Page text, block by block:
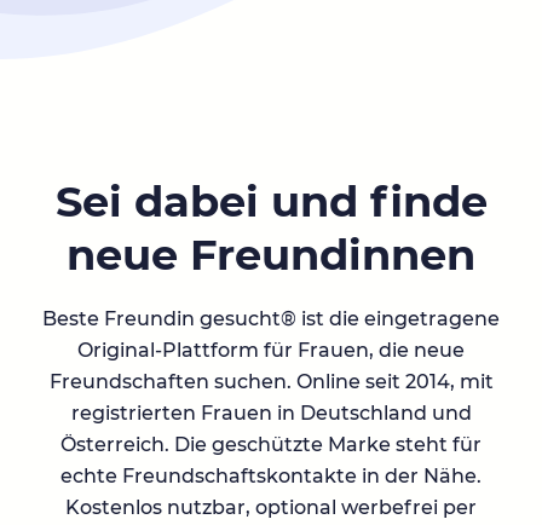
Sei dabei und finde
neue Freundinnen
Beste Freundin gesucht® ist die eingetragene
Original-Plattform für Frauen, die neue
Freundschaften suchen. Online seit 2014, mit
registrierten Frauen in Deutschland und
Österreich. Die geschützte Marke steht für
echte Freundschaftskontakte in der Nähe.
Kostenlos nutzbar, optional werbefrei per